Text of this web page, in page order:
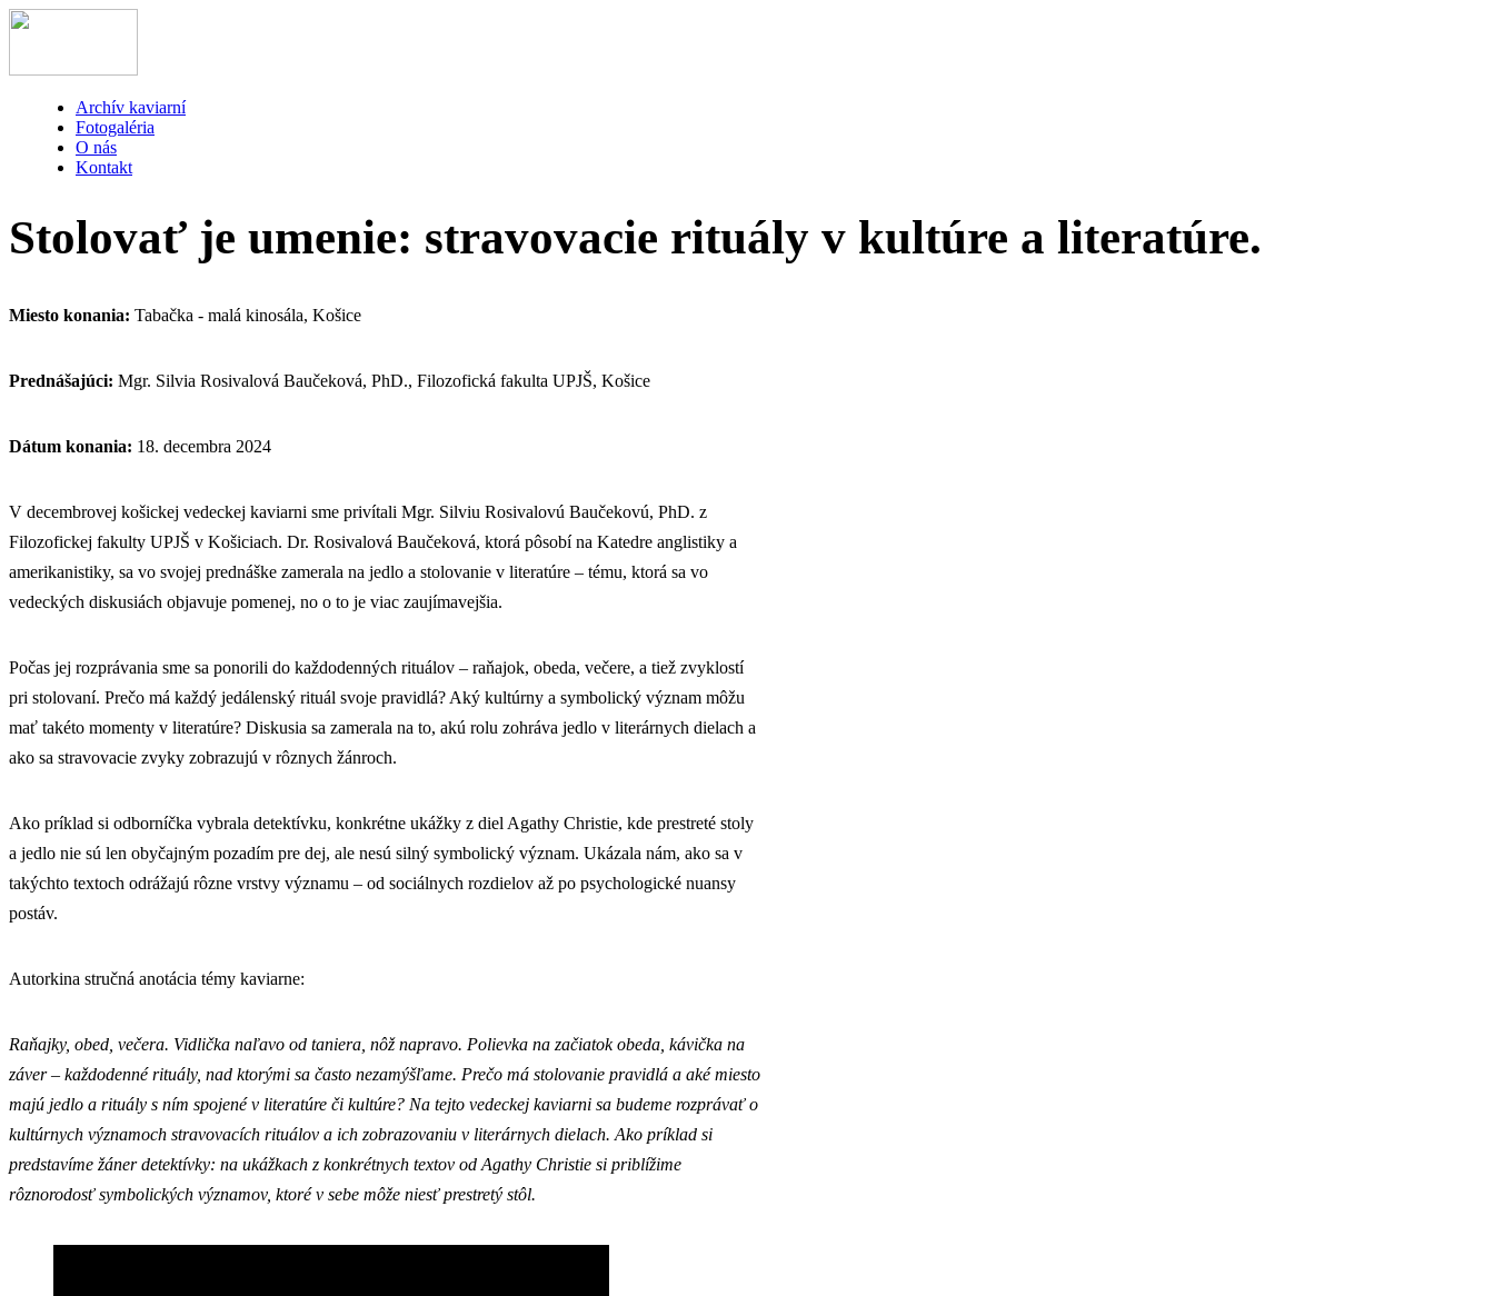
Archív kaviarní
Fotogaléria
O nás
Kontakt
Stolovať je umenie: stravovacie rituály v kultúre a literatúre.
Miesto konania: Tabačka - malá kinosála, Košice
Prednášajúci: Mgr. Silvia Rosivalová Baučeková, PhD., Filozofická fakulta UPJŠ, Košice
Dátum konania: 18. decembra 2024
V decembrovej košickej vedeckej kaviarni sme privítali Mgr. Silviu Rosivalovú Baučekovú, PhD. z
Filozofickej fakulty UPJŠ v Košiciach. Dr. Rosivalová Baučeková, ktorá pôsobí na Katedre anglistiky a
amerikanistiky, sa vo svojej prednáške zamerala na jedlo a stolovanie v literatúre – tému, ktorá sa vo
vedeckých diskusiách objavuje pomenej, no o to je viac zaujímavejšia.
Počas jej rozprávania sme sa ponorili do každodenných rituálov – raňajok, obeda, večere, a tiež zvyklostí
pri stolovaní. Prečo má každý jedálenský rituál svoje pravidlá? Aký kultúrny a symbolický význam môžu
mať takéto momenty v literatúre? Diskusia sa zamerala na to, akú rolu zohráva jedlo v literárnych dielach a
ako sa stravovacie zvyky zobrazujú v rôznych žánroch.
Ako príklad si odborníčka vybrala detektívku, konkrétne ukážky z diel Agathy Christie, kde prestreté stoly
a jedlo nie sú len obyčajným pozadím pre dej, ale nesú silný symbolický význam. Ukázala nám, ako sa v
takýchto textoch odrážajú rôzne vrstvy významu – od sociálnych rozdielov až po psychologické nuansy
postáv.
Autorkina stručná anotácia témy kaviarne:
Raňajky, obed, večera. Vidlička naľavo od taniera, nôž napravo. Polievka na začiatok obeda, kávička na
záver – každodenné rituály, nad ktorými sa často nezamýšľame. Prečo má stolovanie pravidlá a aké miesto
majú jedlo a rituály s ním spojené v literatúre či kultúre? Na tejto vedeckej kaviarni sa budeme rozprávať o
kultúrnych významoch stravovacích rituálov a ich zobrazovaniu v literárnych dielach. Ako príklad si
predstavíme žáner detektívky: na ukážkach z konkrétnych textov od Agathy Christie si priblížime
rôznorodosť symbolických významov, ktoré v sebe môže niesť prestretý stôl.